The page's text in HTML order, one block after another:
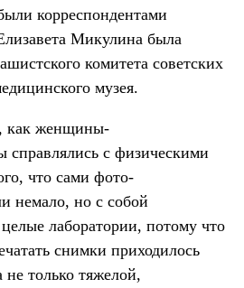
корреспондентами
Микулина была
комитета советских
музея.
как женщины-
справлялись с физическими
что сами фото-
немало, но с собой
лаборатории, потому что
снимки приходилось
не только тяжелой,